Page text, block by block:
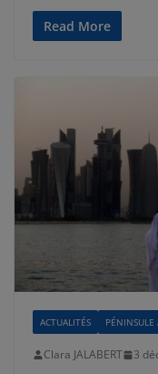
Read More
ACTUALITÉS PÉNINSULE
Clara JALABERT 3